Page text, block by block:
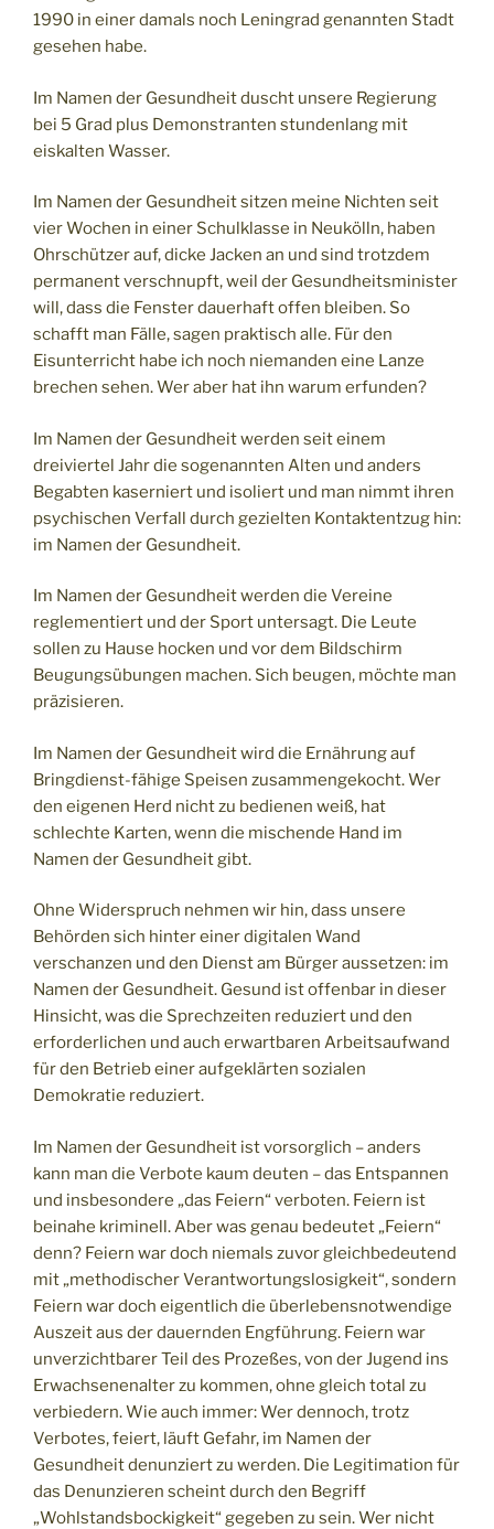
1990 in einer damals noch Leningrad genannten Stadt
gesehen habe.
Im Namen der Gesundheit duscht unsere Regierung
bei 5 Grad plus Demonstranten stundenlang mit
eiskalten Wasser.
Im Namen der Gesundheit sitzen meine Nichten seit
vier Wochen in einer Schulklasse in Neukölln, haben
Ohrschützer auf, dicke Jacken an und sind trotzdem
permanent verschnupft, weil der Gesundheitsminister
will, dass die Fenster dauerhaft offen bleiben. So
schafft man Fälle, sagen praktisch alle. Für den
Eisunterricht habe ich noch niemanden eine Lanze
brechen sehen. Wer aber hat ihn warum erfunden?
Im Namen der Gesundheit werden seit einem
dreiviertel Jahr die sogenannten Alten und anders
Begabten kaserniert und isoliert und man nimmt ihren
psychischen Verfall durch gezielten Kontaktentzug hin:
im Namen der Gesundheit.
Im Namen der Gesundheit werden die Vereine
reglementiert und der Sport untersagt. Die Leute
sollen zu Hause hocken und vor dem Bildschirm
Beugungsübungen machen. Sich beugen, möchte man
präzisieren.
Im Namen der Gesundheit wird die Ernährung auf
Bringdienst-fähige Speisen zusammengekocht. Wer
den eigenen Herd nicht zu bedienen weiß, hat
schlechte Karten, wenn die mischende Hand im
Namen der Gesundheit gibt.
Ohne Widerspruch nehmen wir hin, dass unsere
Behörden sich hinter einer digitalen Wand
verschanzen und den Dienst am Bürger aussetzen: im
Namen der Gesundheit. Gesund ist offenbar in dieser
Hinsicht, was die Sprechzeiten reduziert und den
erforderlichen und auch erwartbaren Arbeitsaufwand
für den Betrieb einer aufgeklärten sozialen
Demokratie reduziert.
Im Namen der Gesundheit ist vorsorglich – anders
kann man die Verbote kaum deuten – das Entspannen
und insbesondere „das Feiern“ verboten. Feiern ist
beinahe kriminell. Aber was genau bedeutet „Feiern“
denn? Feiern war doch niemals zuvor gleichbedeutend
mit „methodischer Verantwortungslosigkeit“, sondern
Feiern war doch eigentlich die überlebensnotwendige
Auszeit aus der dauernden Engführung. Feiern war
unverzichtbarer Teil des Prozeßes, von der Jugend ins
Erwachsenenalter zu kommen, ohne gleich total zu
verbiedern. Wie auch immer: Wer dennoch, trotz
Verbotes, feiert, läuft Gefahr, im Namen der
Gesundheit denunziert zu werden. Die Legitimation für
das Denunzieren scheint durch den Begriff
„Wohlstandsbockigkeit“ gegeben zu sein. Wer nicht